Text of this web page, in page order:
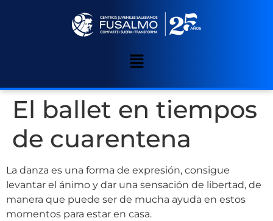
El ballet en tiempos
de cuarentena
La danza es una forma de expresión, consigue
levantar el ánimo y dar una sensación de libertad, de
manera que puede ser de mucha ayuda en estos
momentos para estar en casa.